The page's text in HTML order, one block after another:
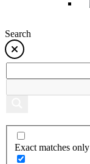
Search
Exact matches only